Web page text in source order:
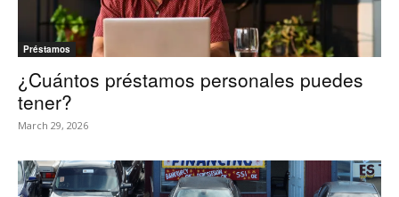
Préstamos
¿Cuántos préstamos personales puedes
tener?
March 29, 2026